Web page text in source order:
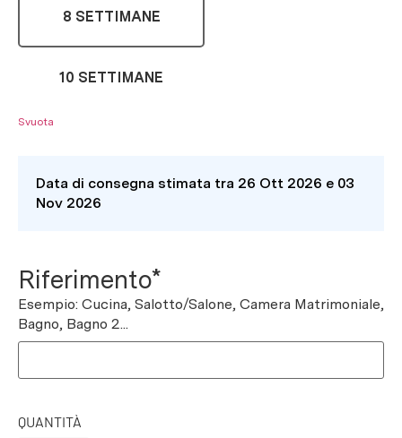
8 SETTIMANE
10 SETTIMANE
Svuota
Data di consegna stimata tra 26 Ott 2026 e 03
Nov 2026
Riferimento*
Esempio: Cucina, Salotto/Salone, Camera Matrimoniale,
Bagno, Bagno 2...
QUANTITÀ